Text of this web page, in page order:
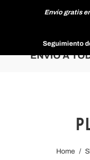
Envío gratis
Seguimiento
ENVÍO A
Home /